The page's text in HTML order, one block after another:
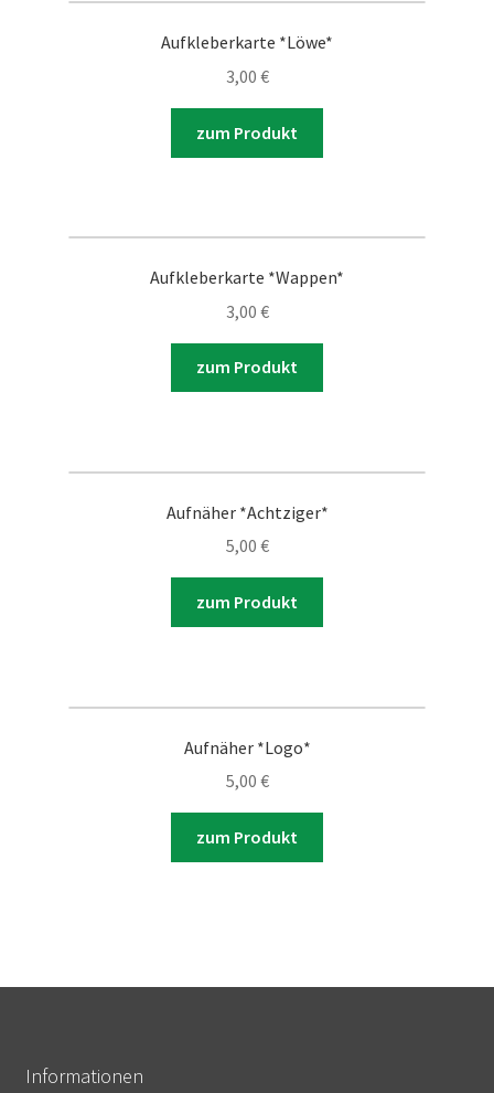
Aufkleberkarte *Löwe*
3,00 €
zum Produkt
Aufkleberkarte *Wappen*
3,00 €
zum Produkt
Aufnäher *Achtziger*
5,00 €
zum Produkt
Aufnäher *Logo*
5,00 €
zum Produkt
Informationen